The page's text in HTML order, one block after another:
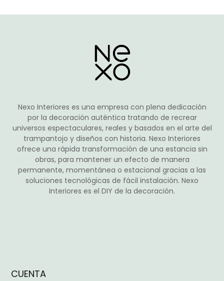
producto
Nexo Interiores es una empresa con plena dedicación
por la decoración auténtica tratando de recrear
universos espectaculares, reales y basados en el arte del
trampantojo y diseños con historia. Nexo Interiores
ofrece una rápida transformación de una estancia sin
obras, para mantener un efecto de manera
permanente, momentánea o estacional gracias a las
soluciones tecnológicas de fácil instalación. Nexo
Interiores es el DIY de la decoración.
CUENTA